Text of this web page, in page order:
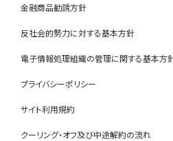
金融商品勧誘方針
反社会的勢力に対する基本方針
電子情報処理組織の管理に関する基本方
プライバシーポリシー
サイト利用規約
クーリング・オフ及び中途解約の流れ